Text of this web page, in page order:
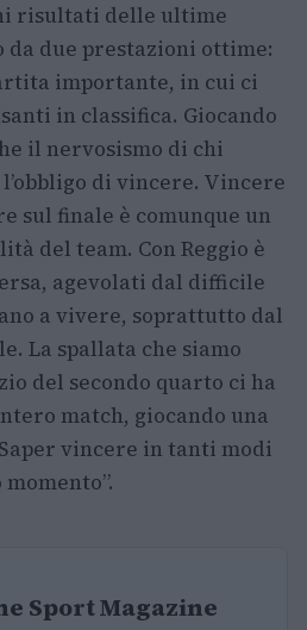
risultati delle ultime
da due prestazioni ottime:
importante, in cui ci
in classifica. Giocando
il nervosismo di chi
di vincere. Vincere
sul finale è comunque un
del team. Con Reggio è
agevolati dal difficile
a vivere, soprattutto dal
La spallata che siamo
del secondo quarto ci ha
match, giocando una
vincere in tanti modi
Sport Magazine